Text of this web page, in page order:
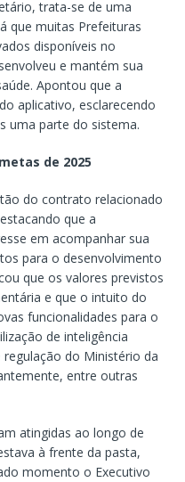
trata-se de uma
que muitas Prefeituras
disponíveis no
e mantém sua
Apontou que a
aplicativo, esclarecendo
uma parte do sistema.
de 2025
do contrato relacionado
que a
em acompanhar sua
para o desenvolvimento
que os valores previstos
e que o intuito do
funcionalidades para o
de inteligência
do Ministério da
entre outras
atingidas ao longo de
à frente da pasta,
momento o Executivo